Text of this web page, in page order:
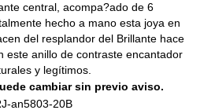
central, acompa?ado de 6
hecho a mano esta joya en
del resplandor del Brillante hace
este anillo de contraste encantador
y legítimos.
cambiar sin previo aviso.
an5803-20B